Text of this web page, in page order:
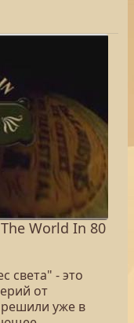
World In 80
света" - это
от
уже в